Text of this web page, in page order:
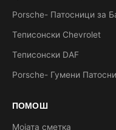
Porsche- Патосници за
Теписонски Chevrolet
Теписонски DAF
Porsche- Гумени
ПОМОШ
Мојата сметка